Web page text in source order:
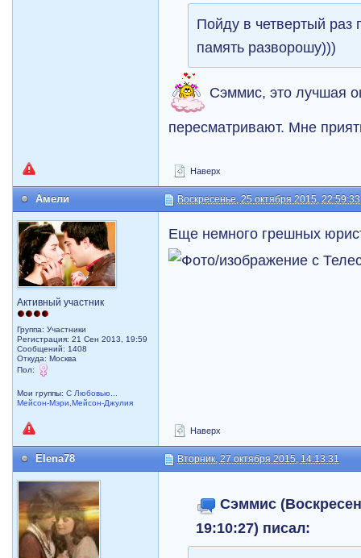
Пойду в четвертый раз
память разворошу)))
Сэммис, это лучшая
пересматривают. Мне
Наверх
Амели Воскресенье, 25 октября 2015, 22:59:33
Активный участник
Группа: Участники
Регистрация: 21 Сен 2013, 19:59
Сообщений: 1408
Откуда: Москва
Пол:
Мои группы:С Любовью...
Мейсон-Мэри,Мейсон-Джулия
Еще немного грешных
Наверх
Elena78 Вторник, 27 октября 2015, 14:13:31
Сэммис
19:10:27) писал: